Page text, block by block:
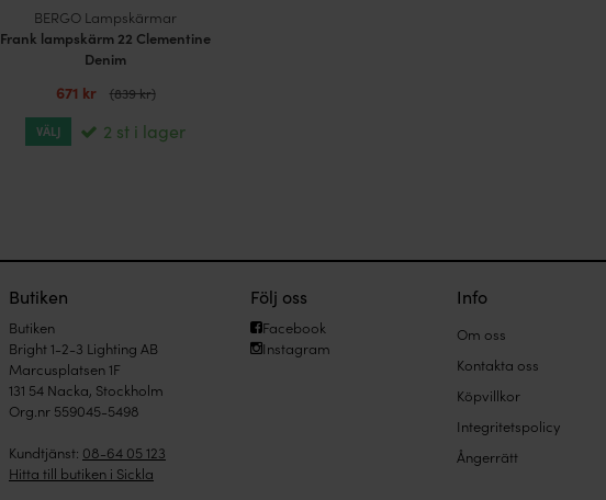
BERGO Lampskärmar
Frank lampskärm 22 Clementine
Denim
671 kr (839 kr)
VÄLJ 2 st i lager
Butiken
Butiken
Bright 1-2-3 Lighting AB
Marcusplatsen 1F
131 54 Nacka, Stockholm
Org.nr 559045-5498
Kundtjänst: 08-64 05 123
Hitta till butiken i Sickla
Följ oss
Facebook
Instagram
Info
Om oss
Kontakta oss
Köpvillkor
Integritetspolicy
Ångerrätt